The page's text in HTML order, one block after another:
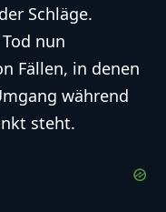
Schläge.
nun
Fällen, in denen
während
steht.